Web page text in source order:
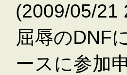
(2009/05/21
屈辱のDNF
ースに参加